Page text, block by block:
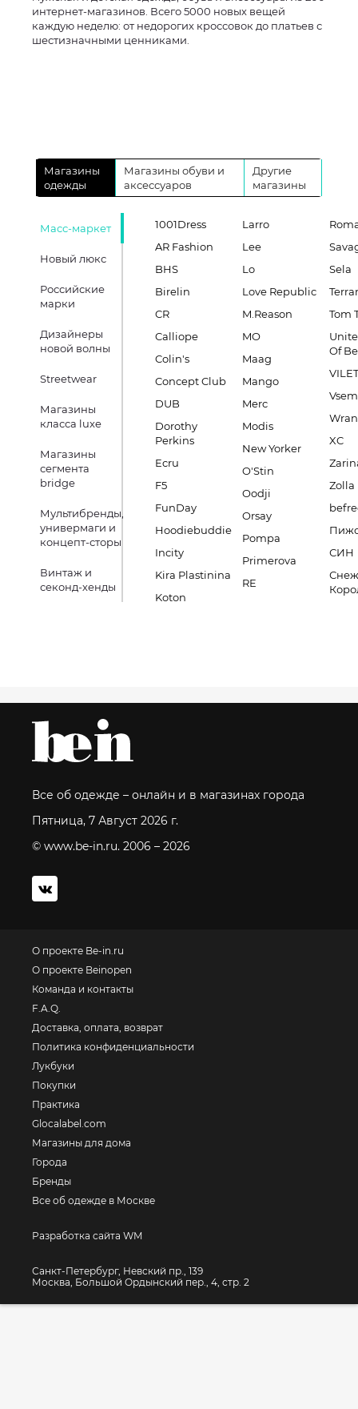
интернет-магазинов. Всего 5000 новых вещей
каждую неделю: от недорогих кроссовок до платьев с
шестизначными ценниками.
Магазины
одежды
Магазины обуви и
аксессуаров
Другие
магазины
Масс-маркет
Новый люкс
Российские
марки
Дизайнеры
новой волны
Streetwear
Магазины
класса luxe
Магазины
сегмента
bridge
Мультибренды,
универмаги и
концепт-сторы
Винтаж и
секонд-хенды
1001Dress
AR Fashion
BHS
Birelin
CR
Calliope
Colin's
Concept Club
DUB
Dorothy
Perkins
Ecru
F5
FunDay
Hoodiebuddie
Incity
Kira Plastinina
Koton
Larro
Lee
Lo
Love Republic
M.Reason
MO
Maag
Mango
Merc
Modis
New Yorker
O'Stin
Oodji
Orsay
Pompa
Primerova
RE
Sela
Tom
Of
VILET
XC
Zolla
СИН
Все об одежде – онлайн и в магазинах города
Пятница, 7 Август 2026 г.
© www.be-in.ru. 2006 – 2026
О проекте Be-in.ru
О проекте Beinopen
Команда и контакты
F.A.Q.
Доставка, оплата, возврат
Политика конфиденциальности
Лукбуки
Покупки
Практика
Glocalabel.com
Магазины для дома
Города
Бренды
Все об одежде в Москве
Разработка сайта WM
Санкт-Петербург, Невский пр., 139
Москва, Большой Ордынский пер., 4, стр. 2